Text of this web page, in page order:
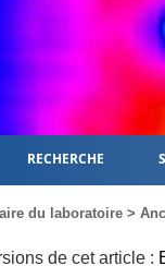
RECHERCHE
du laboratoire >
de cet article :